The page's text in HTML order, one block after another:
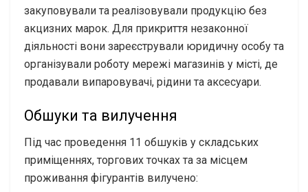
закуповували та реалізовували продукцію без
акцизних марок. Для прикриття незаконної
діяльності вони зареєстрували юридичну особу та
організували роботу мережі магазинів у місті, де
продавали випаровувачі, рідини та аксесуари.
Обшуки та вилучення
Під час проведення 11 обшуків у складських
приміщеннях, торгових точках та за місцем
проживання фігурантів вилучено: